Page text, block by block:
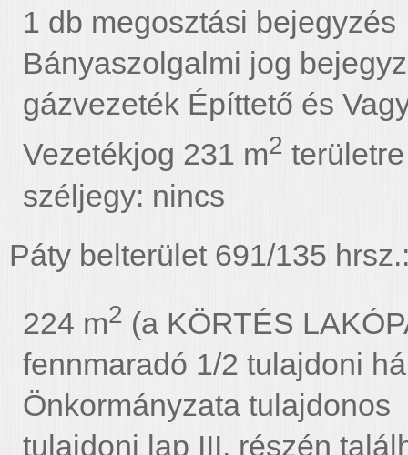
1 db megosztási bejegyzés
Bányaszolgalmi jog
gázvezeték Építtető és
Vezetékjog 231 m2
széljegy: nincs
Páty belterület 691/135
224 m2 (a KÖRTÉS
fennmaradó 1/2 tulajdoni
Önkormányzata tulajdonos
tulajdoni lap III. részén